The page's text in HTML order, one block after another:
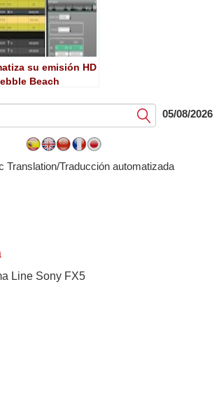
su emisión HD
Beach
Submit05/08/2026
Translation/Traducción automatizada
Line Sony FX5